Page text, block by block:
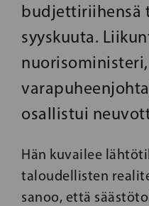
budjettiriihensä
syyskuuta.
nuorisoministeri,
osallistui
Hän kuvailee
taloudellisten
sanoo, että